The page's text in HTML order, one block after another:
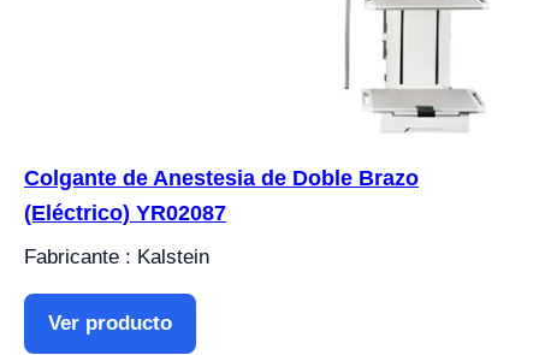
Colgante de Anestesia de Doble Brazo
(Eléctrico) YR02087
Fabricante : Kalstein
Ver producto